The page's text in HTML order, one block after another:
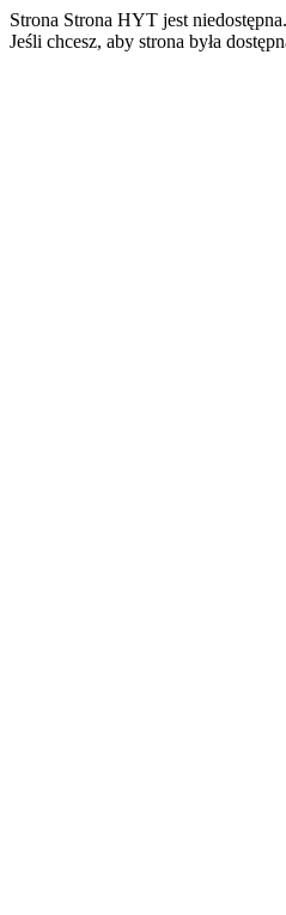
Strona Strona HYT jest niedostępna.
Jeśli chcesz, aby strona była